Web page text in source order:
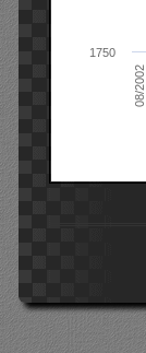
08/2002
1750